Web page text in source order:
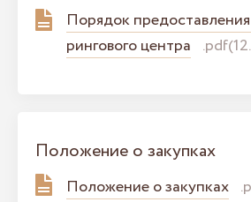
Порядок
рингового центра
Положение о закупках
Положение о закупках